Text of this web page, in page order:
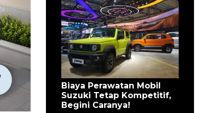
Biaya Perawatan Mobil
Suzuki Tetap Kompetitif,
Begini Caranya!